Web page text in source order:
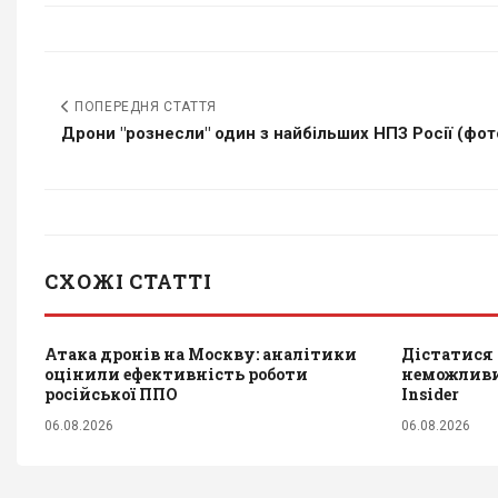
ПОПЕРЕДНЯ СТАТТЯ
Дрони "рознесли" один з найбільших НПЗ Росії
СХОЖІ СТАТТІ
Атака дронів на Москву: аналітики
оцінили ефективність роботи
російської ППО
06.08.2026
Insider
06.08.2026